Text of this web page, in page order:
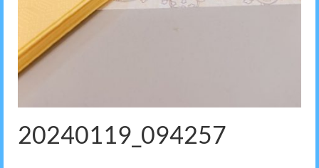
20240119_094257